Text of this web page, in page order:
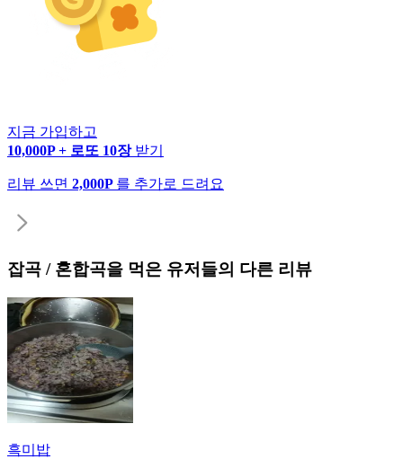
지금 가입하고
10,000P + 로또 10장 받기
리뷰 쓰면 2,000P 를 추가로 드려요
잡곡 / 혼합곡을 먹은 유저들의 다른 리뷰
흑미밥